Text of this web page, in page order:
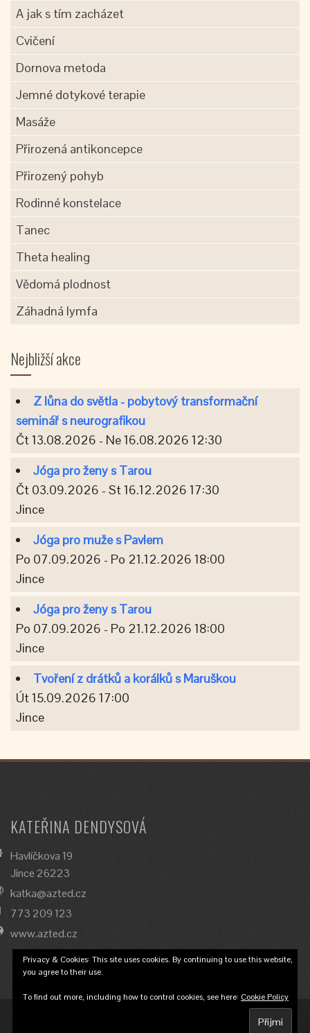
A jak s tím zacházet
Cvičení
Dornova metoda
Jemné dotykové terapie
Masáže
Přirozená antikoncepce
Přirozený pohyb
Rodinné konstelace
Tanec
Theta healing
Vědomá plodnost
Záhadná lymfa
Nejbližší akce
Z lůna do světla - pobytový transformační
seminář s neurografikou
Čt 13.08.2026 - Ne 16.08.2026 12:30
Jóga pro ženy s Tarou
Čt 03.09.2026 - St 16.12.2026 17:30
Jince
Jóga pro muže s Pavlem
Po 07.09.2026 - Po 21.12.2026 18:00
Jince
Jóga pro ženy s Tarou
Po 07.09.2026 - Po 21.12.2026 18:00
Jince
Tvoření z drátků a korálků s Maruškou
Út 15.09.2026 17:00
Jince
KATEŘINA DENDYSOVÁ
Havlíčkova 19
Jince 26223
katka@azted.cz
773 209 123
www.azted.cz
Privacy & Cookies: This site uses cookies. By continuing to use this website,
you agree to their use.
To find out more, including how to control cookies, see here: Cookie Policy